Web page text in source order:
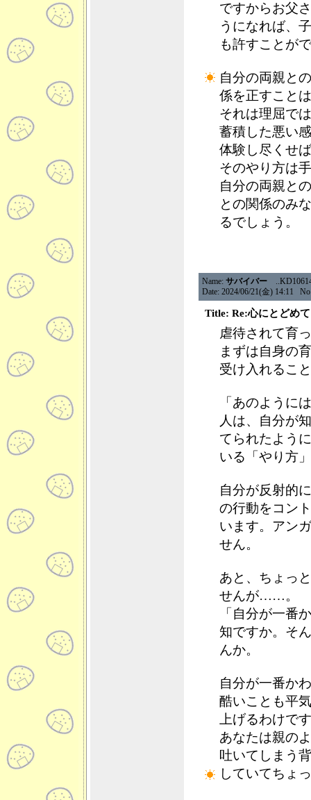
ですからお父
うになれば、
も許すことが
自分の両親と
係を正すこと
それは理屈で
蓄積した悪い
体験し尽くせ
そのやり方は
自分の両親と
との関係のみ
るでしょう。
Name: サバイバー
Date: 2024/06/21(金) 14:11
Title: Re:心にとどめ
虐待されて育
まずは自身の
受け入れるこ
「あのように
人は、自分が
てられたよう
いる「やり方
自分が反射的
の行動をコン
います。アン
せん。
あと、ちょっ
せんが……。
「自分が一番
知ですか。そ
んか。
自分が一番か
酷いことも平
上げるわけ
あなたは親の
吐いてしまう
していてちょ